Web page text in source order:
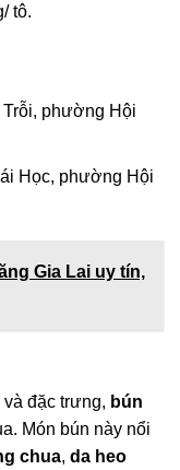
tô.
phường Hội
Học, phường Hội
Gia Lai uy tín,
đặc trưng, bún
Món bún này nổi
chua, da heo